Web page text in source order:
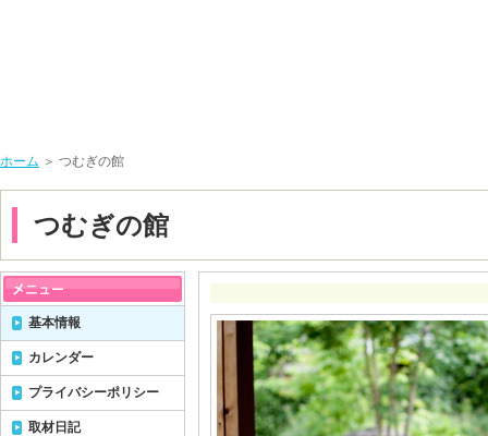
ホーム ＞ つむぎの館
つむぎの館
基本情報
カレンダー
プライバシーポリシー
取材日記